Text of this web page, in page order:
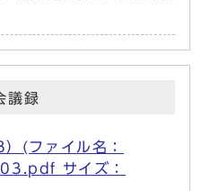
議録
(ファイル名：
サイズ：